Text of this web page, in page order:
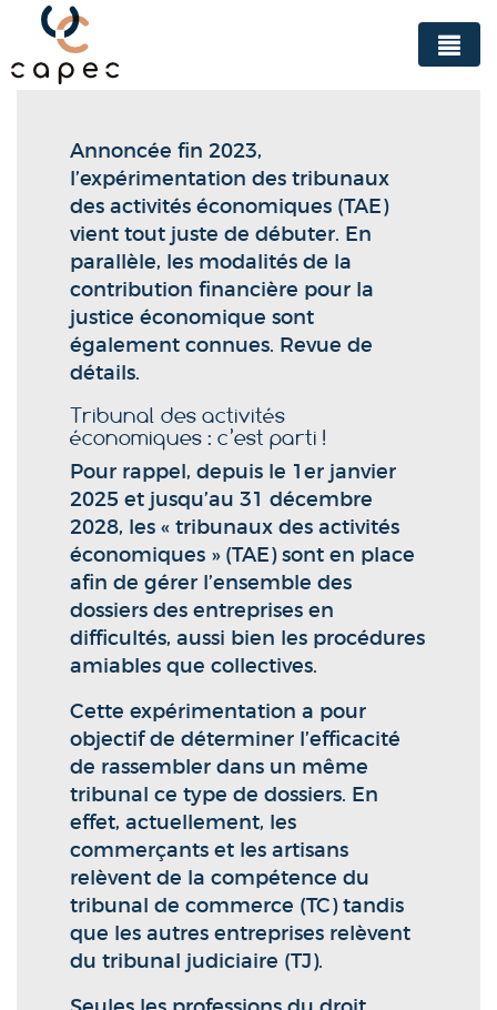
Panneau de gestion des cookies
Annoncée fin 2023,
l’expérimentation des tribunaux
des activités économiques (TAE)
vient tout juste de débuter. En
parallèle, les modalités de la
contribution financière pour la
justice économique sont
également connues. Revue de
détails.
Tribunal des activités
économiques : c’est parti !
Pour rappel, depuis le 1er janvier
2025 et jusqu’au 31 décembre
2028, les « tribunaux des activités
économiques » (TAE) sont en place
afin de gérer l’ensemble des
dossiers des entreprises en
difficultés, aussi bien les procédures
amiables que collectives.
Cette expérimentation a pour
objectif de déterminer l’efficacité
de rassembler dans un même
tribunal ce type de dossiers. En
effet, actuellement, les
commerçants et les artisans
relèvent de la compétence du
tribunal de commerce (TC) tandis
que les autres entreprises relèvent
du tribunal judiciaire (TJ).